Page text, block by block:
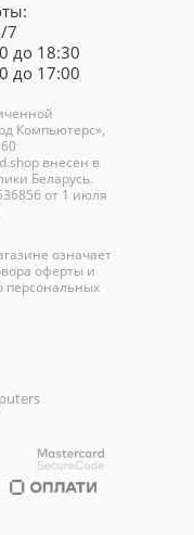
7
до 18:30
до 17:00
Компьютерс»,
внесен в
Беларусь.
от 1 июля
означает
оферты и
персональных